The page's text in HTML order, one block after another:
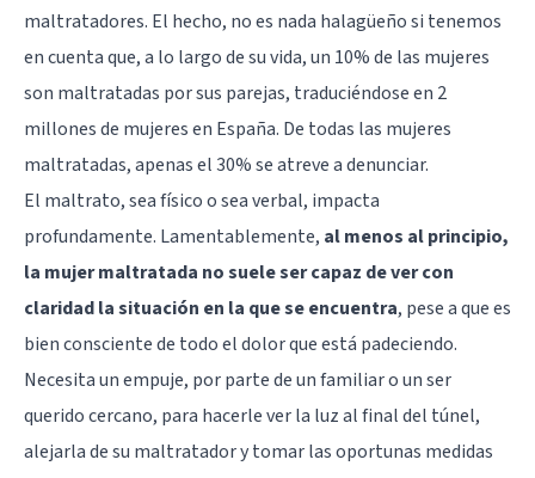
maltratadores. El hecho, no es nada halagüeño si tenemos
en cuenta que, a lo largo de su vida, un 10% de las mujeres
son maltratadas por sus parejas, traduciéndose en 2
millones de mujeres en España. De todas las mujeres
maltratadas, apenas el 30% se atreve a denunciar.
El maltrato, sea físico o sea verbal, impacta
profundamente. Lamentablemente, al menos al principio,
la mujer maltratada no suele ser capaz de ver con
claridad la situación en la que se encuentra, pese a que es
bien consciente de todo el dolor que está padeciendo.
Necesita un empuje, por parte de un familiar o un ser
querido cercano, para hacerle ver la luz al final del túnel,
alejarla de su maltratador y tomar las oportunas medidas